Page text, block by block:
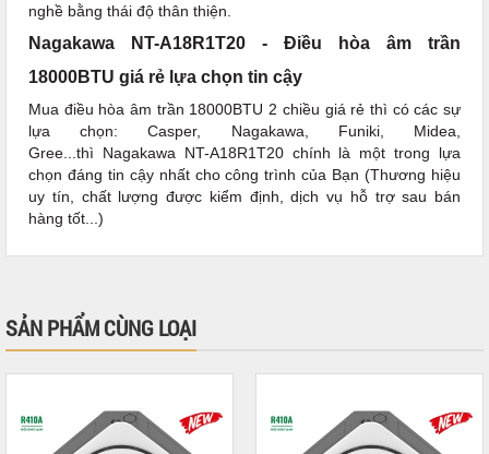
nghề bằng thái độ thân thiện.
Nagakawa NT-A18R1T20 - Điều hòa âm trần
18000BTU giá rẻ lựa chọn tin cậy
Mua điều hòa âm trần 18000BTU 2 chiều giá rẻ thì có các sự
lựa chọn: Casper, Nagakawa, Funiki, Midea,
Gree...thì Nagakawa NT-A18R1T20 chính là một trong lựa
chọn đáng tin cậy nhất cho công trình của Bạn (Thương hiệu
uy tín, chất lượng được kiểm định, dịch vụ hỗ trợ sau bán
hàng tốt...)
SẢN PHẨM CÙNG LOẠI